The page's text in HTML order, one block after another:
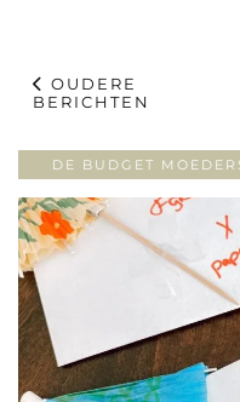
OUDERE
BERICHTEN
DE BUDGET